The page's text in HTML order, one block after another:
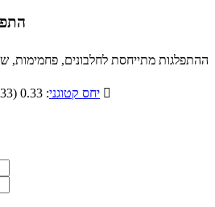
ההתפלגות מתייחסת לחלבונים, פחמימות,
יחס קטוגני 